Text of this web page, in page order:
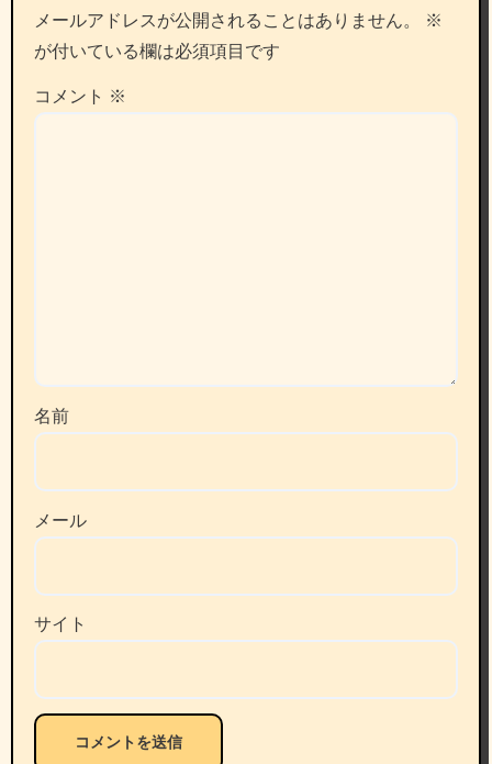
メールアドレスが公開されることはありません。
※
が付いている欄は必須項目です
コメント ※
名前
メール
サイト